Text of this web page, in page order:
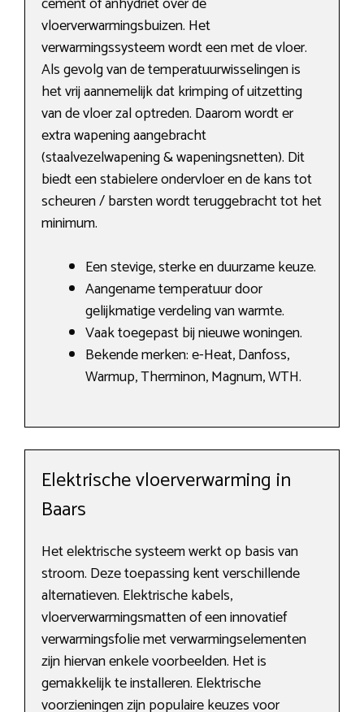
vloerverwarmingsbuizen. Het
verwarmingssysteem wordt een met de vloer.
Als gevolg van de temperatuurwisselingen is
het vrij aannemelijk dat krimping of uitzetting
van de vloer zal optreden. Daarom wordt er
extra wapening aangebracht
(staalvezelwapening & wapeningsnetten). Dit
biedt een stabielere ondervloer en de kans tot
scheuren / barsten wordt teruggebracht tot het
minimum.
Een stevige, sterke en duurzame keuze.
Aangename temperatuur door
gelijkmatige verdeling van warmte.
Vaak toegepast bij nieuwe woningen.
Bekende merken: e-Heat, Danfoss,
Warmup, Therminon, Magnum, WTH.
Elektrische vloerverwarming in
Baars
Het elektrische systeem werkt op basis van
stroom. Deze toepassing kent verschillende
alternatieven. Elektrische kabels,
vloerverwarmingsmatten of een innovatief
verwarmingsfolie met verwarmingselementen
zijn hiervan enkele voorbeelden. Het is
gemakkelijk te installeren. Elektrische
voorzieningen zijn populaire keuzes voor